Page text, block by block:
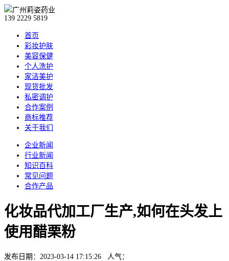
139 2229 5819
首页
彩妆护肤
美容保健
个人洗护
家洁美护
现货批发
私密调护
合作案例
商标推荐
关于我们
企业新闻
行业新闻
知识百科
常见问题
合作产品
化妆品代加工厂生产,如何在头发上
使用醋栗粉
发布日期：2023-03-14 17:15:26 人气：